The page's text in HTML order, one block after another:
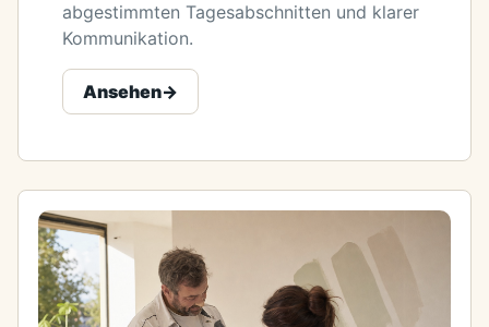
abgestimmten Tagesabschnitten und klarer
Kommunikation.
Ansehen->